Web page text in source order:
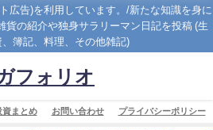
広告)を利用しています。/新たな知識を身に
貨の紹介や独身サラリーマン日記を投稿 (生
簿記、料理、その他雑記)
フォリオ
資まとめ お問い合わせ プライバシーポリシー